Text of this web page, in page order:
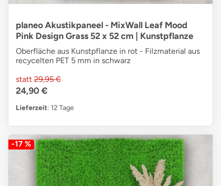
planeo Akustikpaneel - MixWall Leaf Mood
Pink Design Grass 52 x 52 cm | Kunstpflanze
Oberfläche aus Kunstpflanze in rot - Filzmaterial aus
recycelten PET 5 mm in schwarz
statt 29,95 €
24,90 €
Lieferzeit: 12 Tage
-17 %